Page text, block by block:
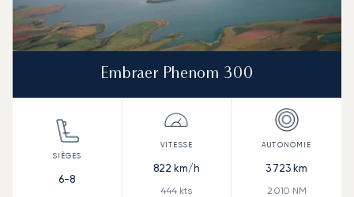
Embraer Phenom 300
6-8
822 km/h
444 kts
3 723 km
2 010 NM